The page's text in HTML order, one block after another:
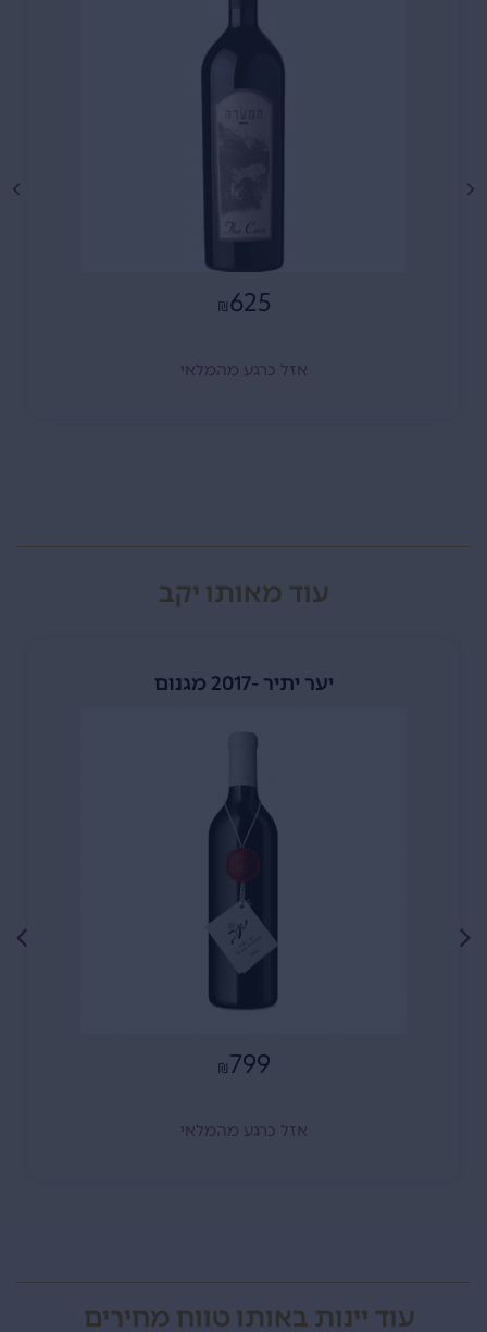
₪ 625
אזל כרגע מהמלאי
עוד מאותו יקב
יער יתיר -2017 מגנום
₪ 799
אזל כרגע מהמלאי
עוד יינות באותו טווח מחירים